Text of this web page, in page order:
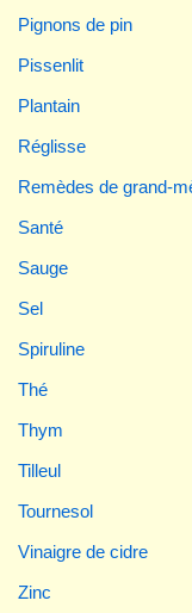
Pignons de pin
Pissenlit
Plantain
Réglisse
Remèdes de grand-
Santé
Sauge
Sel
Spiruline
Thé
Thym
Tilleul
Tournesol
Vinaigre de cidre
Zinc